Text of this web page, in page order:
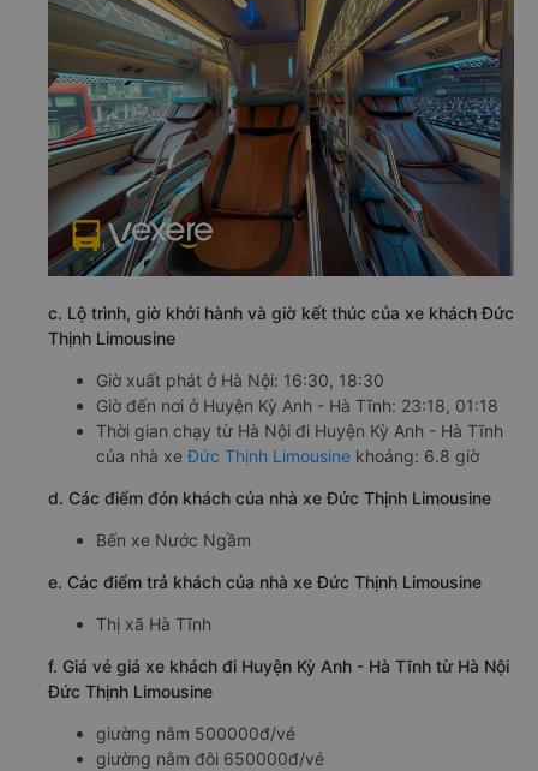
c. Lộ trình, giờ khởi hành và giờ kết thúc của xe khách Đức
Thịnh Limousine
Giờ xuất phát ở Hà Nội: 16:30, 18:30
Giờ đến nơi ở Huyện Kỳ Anh - Hà Tĩnh: 23:18, 01:18
Thời gian chạy từ Hà Nội đi Huyện Kỳ Anh - Hà Tĩnh
của nhà xeĐức Thịnh Limousine khoảng: 6.8 giờ
d. Các điểm đón khách của nhà xe Đức Thịnh Limousine
Bến xe Nước Ngầm
e. Các điểm trả khách của nhà xe Đức Thịnh Limousine
Thị xã Hà Tĩnh
f. Giá vé giá xe khách đi Huyện Kỳ Anh - Hà Tĩnh từ Hà Nội
Đức Thịnh Limousine
giường nằm 500000đ/vé
giường nằm đôi 650000đ/vé